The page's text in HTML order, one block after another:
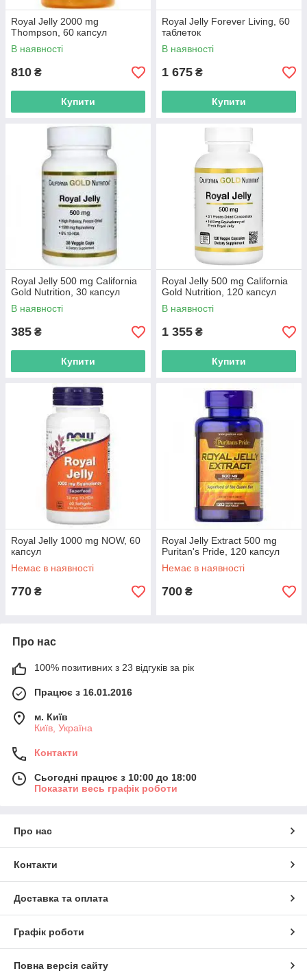
Royal Jelly 2000 mg
Thompson, 60 капсул
В наявності
810 ₴
Купити
Royal Jelly Forever Living, 60
таблеток
В наявності
1 675 ₴
Купити
Royal Jelly 500 mg California
Gold Nutrition, 30 капсул
В наявності
385 ₴
Купити
Royal Jelly 500 mg California
Gold Nutrition, 120 капсул
В наявності
1 355 ₴
Купити
Royal Jelly 1000 mg NOW, 60
капсул
Немає в наявності
770 ₴
Royal Jelly Extract 500 mg
Puritan's Pride, 120 капсул
Немає в наявності
700 ₴
Про нас
100% позитивних з 23 відгуків за рік
Працює з 16.01.2016
м. Київ
Київ, Україна
Контакти
Сьогодні працює з 10:00 до 18:00
Показати весь графік роботи
Про нас
Контакти
Доставка та оплата
Графік роботи
Повна версія сайту